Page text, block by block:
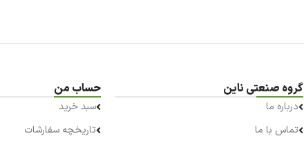
گروه صنعتی ناین
درباره ما
تماس با ما
حساب من
سبد خرید
تاریخچه سفارشات